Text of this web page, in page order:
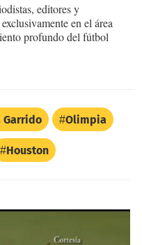
editores y
en el área
profundo del fútbol
Garrido Olimpia
Houston